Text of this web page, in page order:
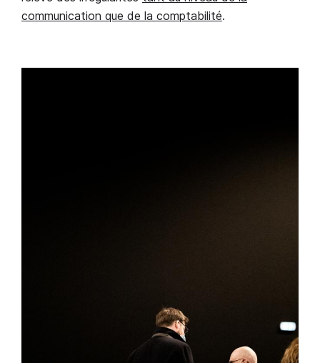
communication que de la comptabilité.